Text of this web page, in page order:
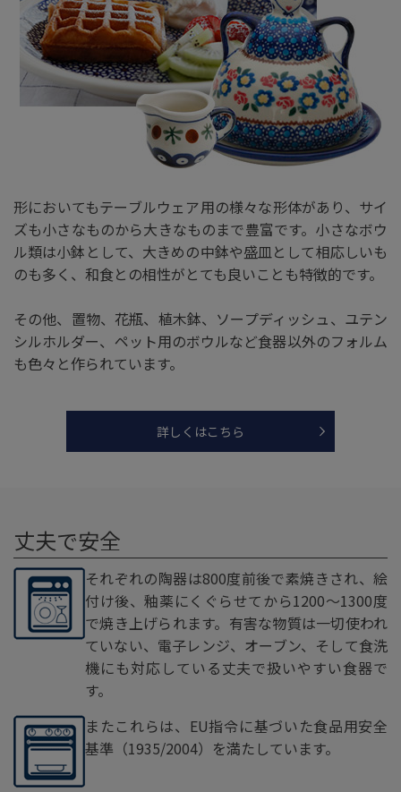
形においてもテーブルウェア用の様々な形体があり、サイ
ズも小さなものから大きなものまで豊富です。小さなボウ
ル類は小鉢として、大きめの中鉢や盛皿として相応しいも
のも多く、和食との相性がとても良いことも特徴的です。
その他、置物、花瓶、植木鉢、ソープディッシュ、ユテン
シルホルダー、ペット用のボウルなど食器以外のフォルム
も色々と作られています。
詳しくはこちら
丈夫で安全
それぞれの陶器は800度前後で素焼きされ、絵
付け後、釉薬にくぐらせてから1200～1300度
で焼き上げられます。有害な物質は一切使われ
ていない、電子レンジ、オーブン、そして食洗
機にも対応している丈夫で扱いやすい食器で
す。
またこれらは、EU指令に基づいた食品用安全
基準（1935/2004）を満たしています。